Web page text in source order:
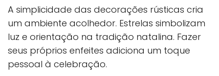
A simplicidade das decorações rústicas cria
um ambiente acolhedor. Estrelas simbolizam
luz e orientação na tradição natalina. Fazer
seus próprios enfeites adiciona um toque
pessoal à celebração.